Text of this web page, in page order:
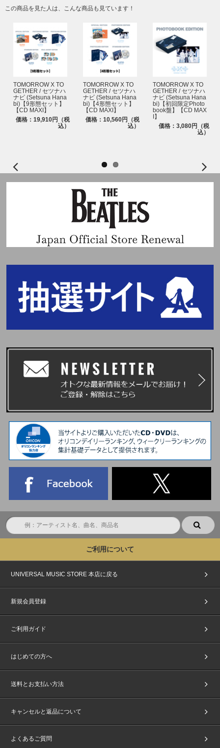
この商品を見た人は、こんな商品も見ています！
TOMORROW X TO
GETHER / セツナハ
ナビ (Setsuna Hana
bi)【9形態セット】
【CD MAXI】
価格：19,910円（税
込）
TOMORROW X TO
GETHER / セツナハ
ナビ (Setsuna Hana
bi)【4形態セット】
【CD MAXI】
価格：10,560円（税
込）
TOMORROW X TO
GETHER / セツナハ
ナビ (Setsuna Hana
bi)【初回限定Photo
book盤】【CD MAX
I】
価格：3,080円（税
込）
ご利用について
UNIVERSAL MUSIC STORE 本店に戻る
新規会員登録
ご利用ガイド
はじめての方へ
送料とお支払い方法
キャンセルと返品について
よくあるご質問